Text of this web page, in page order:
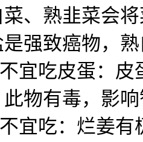
菜、熟韭菜会
强致癌物，
宜吃皮蛋：
物有毒，影
宜吃：烂姜